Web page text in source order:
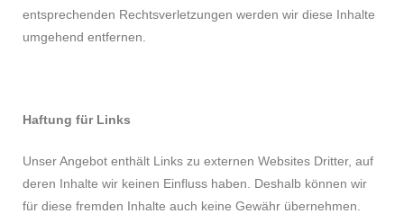
entsprechenden Rechtsverletzungen werden wir diese Inhalte
umgehend entfernen.
Haftung für Links
Unser Angebot enthält Links zu externen Websites Dritter, auf
deren Inhalte wir keinen Einfluss haben. Deshalb können wir
für diese fremden Inhalte auch keine Gewähr übernehmen.